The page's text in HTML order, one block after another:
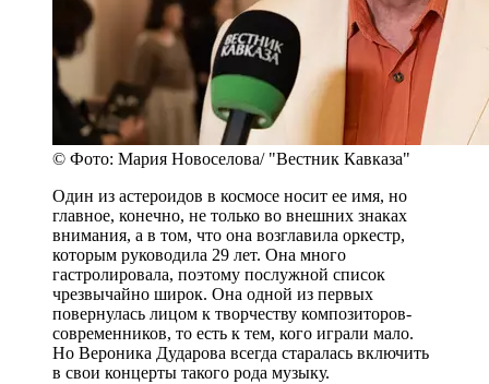
© Фото: Мария Новоселова/ "Вестник Кавказа"
Один из астероидов в космосе носит ее имя, но
главное, конечно, не только во внешних знаках
внимания, а в том, что она возглавила оркестр,
которым руководила 29 лет. Она много
гастролировала, поэтому послужной список
чрезвычайно широк. Она одной из первых
повернулась лицом к творчеству композиторов-
современников, то есть к тем, кого играли мало.
Но Вероника Дударова всегда старалась включить
в свои концерты такого рода музыку.